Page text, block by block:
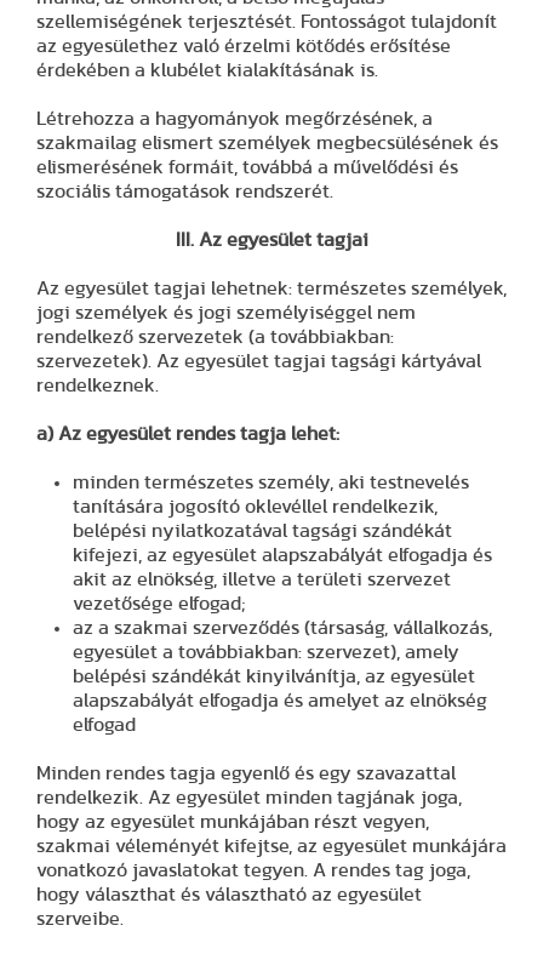
szellemiségének terjesztését. Fontosságot tulajdonít
az egyesülethez való érzelmi kötődés erősítése
érdekében a klubélet kialakításának is.
Létrehozza a hagyományok megőrzésének, a
szakmailag elismert személyek megbecsülésének és
elismerésének formáit, továbbá a művelődési és
szociális támogatások rendszerét.
III. Az egyesület tagjai
Az egyesület tagjai lehetnek: természetes személyek,
jogi személyek és jogi személyiséggel nem
rendelkező szervezetek (a továbbiakban:
szervezetek). Az egyesület tagjai tagsági kártyával
rendelkeznek.
a) Az egyesület rendes tagja lehet:
minden természetes személy, aki testnevelés
tanítására jogosító oklevéllel rendelkezik,
belépési nyilatkozatával tagsági szándékát
kifejezi, az egyesület alapszabályát elfogadja és
akit az elnökség, illetve a területi szervezet
vezetősége elfogad;
az a szakmai szerveződés (társaság, vállalkozás,
egyesület a továbbiakban: szervezet), amely
belépési szándékát kinyilvánítja, az egyesület
alapszabályát elfogadja és amelyet az elnökség
elfogad
Minden rendes tagja egyenlő és egy szavazattal
rendelkezik. Az egyesület minden tagjának joga,
hogy az egyesület munkájában részt vegyen,
szakmai véleményét kifejtse, az egyesület munkájára
vonatkozó javaslatokat tegyen. A rendes tag joga,
hogy választhat és választható az egyesület
szerveibe.